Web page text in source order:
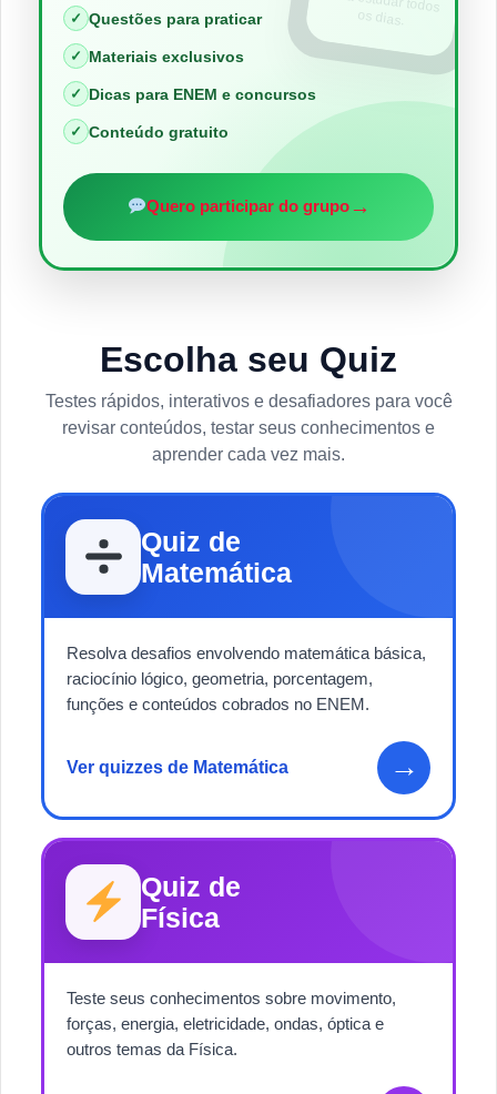
✓ Questões para praticar
✓ Materiais exclusivos
✓ Dicas para ENEM e concursos
✓ Conteúdo gratuito
Quero participar do grupo→
os dias.
Escolha seu Quiz
Testes rápidos, interativos e desafiadores para você
revisar conteúdos, testar seus conhecimentos e
aprender cada vez mais.
Quiz de
Matemática
Resolva desafios envolvendo matemática básica,
raciocínio lógico, geometria, porcentagem,
funções e conteúdos cobrados no ENEM.
Ver quizzes de Matemática →
Quiz de
Física
Teste seus conhecimentos sobre movimento,
forças, energia, eletricidade, ondas, óptica e
outros temas da Física.